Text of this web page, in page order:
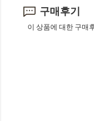
구매후기
이 상품에 대한 구매